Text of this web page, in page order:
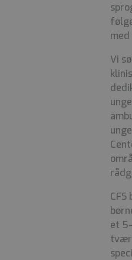
Vi
et